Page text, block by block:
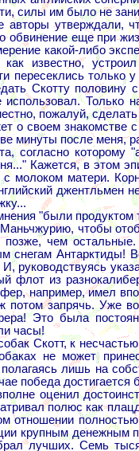
силы им было не
утверждали, что
еще при
какой-либо
как известно,
пересеклись только
Скотту половину
Только
пожалуй,
знакомстве с
минуты после меня,
согласно которому
Кажется, в этом
с молоком матери.
джентльмен
"были продуктом
чтобы
чем
снегам Антарктиды!
руководствуясь
флот из
например, имел
потом запрячь. Уже
Это была
часы!
Скотт, к
не может
лишь на
победа
оценил
полюс как
отношении
крупным денежным
лучших. Семь